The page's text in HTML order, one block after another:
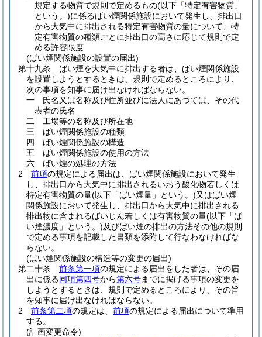
規定する物質で規則で定めるもの(以下「特定有害物質」
という。)に係るばい煙関係施設において発生し、排出口
から大気中に排出される特定有害物質の量について、特
定有害物質の種類ごとに排出口の高さに応じて規則で定
める許容限度
(ばい煙関係施設の設置の届出)
第十九条
ばい煙を大気中に排出する者は、ばい煙関係施設
を設置しようとするときは、規則で定めるところにより、
次の事項を知事に届け出なければならない。
一
氏名又は名称及び住所並びに法人にあつては、その代
表者の氏名
二
工場等の名称及び所在地
三
ばい煙関係施設の種類
四
ばい煙関係施設の構造
五
ばい煙関係施設の使用の方法
六
ばい煙の処理の方法
2
前項の規定による届出は、ばい煙関係施設において発生
し、排出口から大気中に排出されるいおう酸化物若しくは
特定有害物質の量(以下「ばい煙量」という。)又はばい煙
関係施設において発生し、排出口から大気中に排出される
排出物に含まれるばいじん若しくは有害物質の量(以下「ば
い煙濃度」という。)及びばい煙の排出の方法その他の規則
で定める事項を記載した書類を添附して行なわなければな
らない。
(ばい煙関係施設の構造等の変更の届出)
第二十条
前条第一項の規定による届出をした者は、その届
出に係る同項第四号から第六号までに掲げる事項の変更を
しようとするときは、規則で定めるところにより、その旨
を知事に届け出なければならない。
2
前条第二項の規定は、 前項の規定による届出について準用
する。
(計画変更命令)